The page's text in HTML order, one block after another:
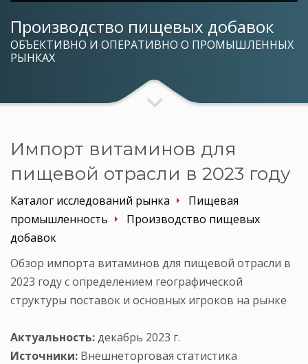
Производство пищевых добавок
ОБЪЕКТИВНО И ОПЕРАТИВНО О ПРОМЫШЛЕННЫХ
РЫНКАХ
Импорт витаминов для
пищевой отрасли в 2023 году
Каталог исследований рынка
Пищевая
промышленность
Производство пищевых
добавок
Обзор импорта витаминов для пищевой отрасли в
2023 году с определением географической
структуры поставок и основных игроков на рынке
Актуальность:декабрь 2023 г.
Источники: Внешнеторговая статистика